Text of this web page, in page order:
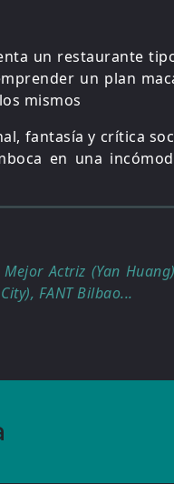
un restaurante
un plan
mismos
fantasía y crítica
en una
Actriz (Yan
FANT Bilbao...